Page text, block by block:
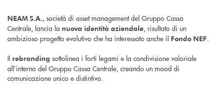
NEAM S.A., società di asset management del Gruppo Cassa
Centrale, lancia la nuova identità aziendale, risultato di un
ambizioso progetto evolutivo che ha interessato anche il Fondo NEF.
Il rebranding sottolinea i forti legami e la condivisione valoriale
all’interno del Gruppo Cassa Centrale, creando un mood di
comunicazione unico e distintivo.